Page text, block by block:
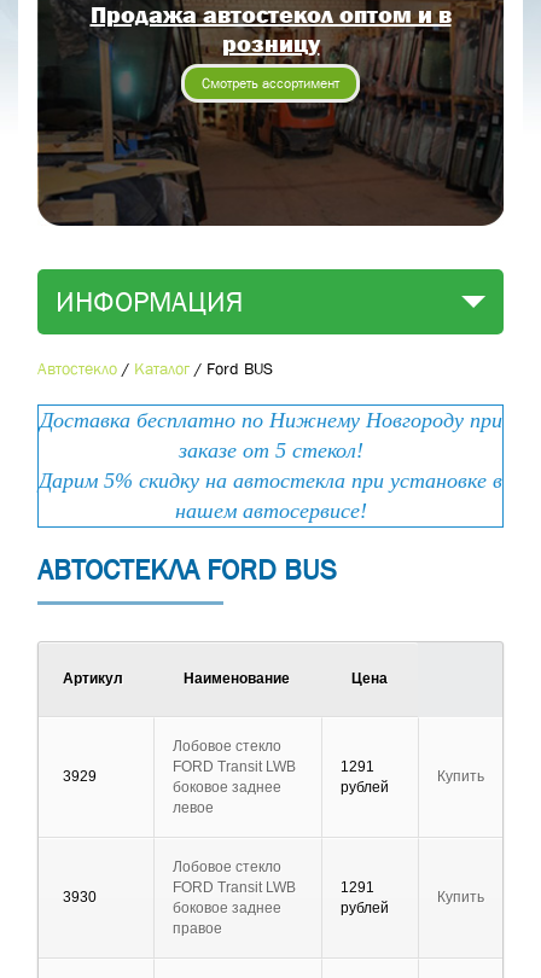
Продажа автостекол оптом и в
розницу
Смотреть ассортимент
ИНФОРМАЦИЯ
Автостекло / Каталог / Ford BUS
Доставка бесплатно по Нижнему Новгороду при
заказе от 5 стекол!
Дарим 5% скидку на автостекла при установке в
нашем автосервисе!
АВТОСТЕКЛА FORD BUS
Артикул Наименование Цена
3929
Лобовое стекло
FORD Transit LWB
боковое заднее
левое
1291
рублей
Купить
3930
Лобовое стекло
FORD Transit LWB
боковое заднее
правое
1291
рублей
Купить
Отправить
Отправить заявку